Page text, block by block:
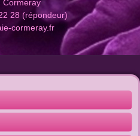
Cormeray
28 (répondeur)
cormeray.fr